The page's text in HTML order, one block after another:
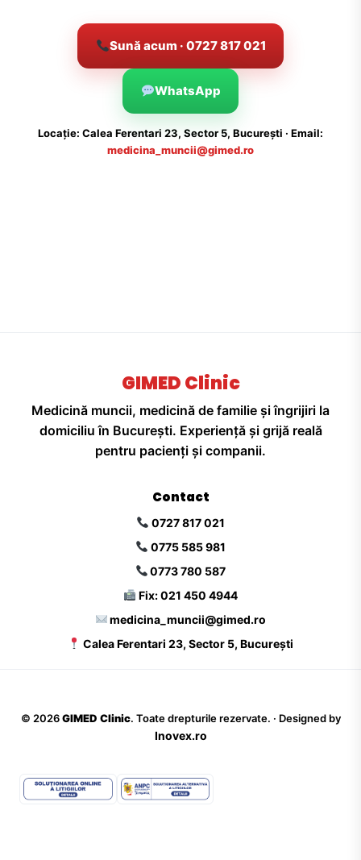
Sună acum · 0727 817 021
WhatsApp
Locație: Calea Ferentari 23, Sector 5, București · Email:
medicina_muncii@gimed.ro
GIMED Clinic
Medicină muncii, medicină de familie și îngrijiri la
domiciliu în București. Experiență și grijă reală
pentru pacienți și companii.
Contact
0727 817 021
0775 585 981
0773 780 587
Fix: 021 450 4944
medicina_muncii@gimed.ro
Calea Ferentari 23, Sector 5, București
© 2026 GIMED Clinic. Toate drepturile rezervate. · Designed by
Inovex.ro